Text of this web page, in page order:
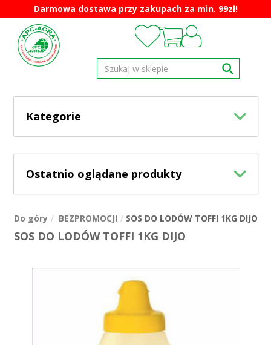
Darmowa dostawa przy zakupach za min. 99zł!
Kategorie
Ostatnio oglądane produkty
Do góry BEZPROMOCJI SOS DO LODÓW TOFFI 1KG DIJO
SOS DO LODÓW TOFFI 1KG DIJO